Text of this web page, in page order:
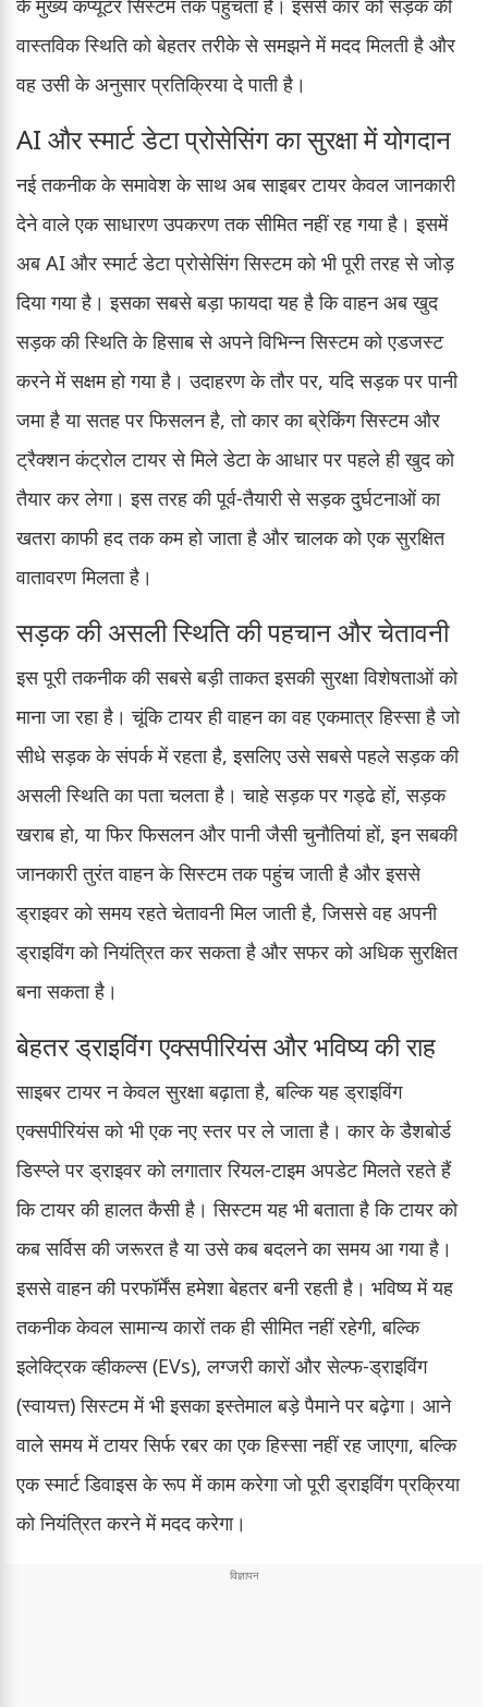
वास्तविक स्थिति को बेहतर तरीके से समझने में मदद मिलती है और
वह उसी के अनुसार प्रतिक्रिया दे पाती है।
AI और स्मार्ट डेटा प्रोसेसिंग का सुरक्षा में योगदान
नई तकनीक के समावेश के साथ अब साइबर टायर केवल जानकारी
देने वाले एक साधारण उपकरण तक सीमित नहीं रह गया है। इसमें
अब AI और स्मार्ट डेटा प्रोसेसिंग सिस्टम को भी पूरी तरह से जोड़
दिया गया है। इसका सबसे बड़ा फायदा यह है कि वाहन अब खुद
सड़क की स्थिति के हिसाब से अपने विभिन्न सिस्टम को एडजस्ट
करने में सक्षम हो गया है। उदाहरण के तौर पर, यदि सड़क पर पानी
जमा है या सतह पर फिसलन है, तो कार का ब्रेकिंग सिस्टम और
ट्रैक्शन कंट्रोल टायर से मिले डेटा के आधार पर पहले ही खुद को
तैयार कर लेगा। इस तरह की पूर्व-तैयारी से सड़क दुर्घटनाओं का
खतरा काफी हद तक कम हो जाता है और चालक को एक सुरक्षित
वातावरण मिलता है।
सड़क की असली स्थिति की पहचान और चेतावनी
इस पूरी तकनीक की सबसे बड़ी ताकत इसकी सुरक्षा विशेषताओं को
माना जा रहा है। चूंकि टायर ही वाहन का वह एकमात्र हिस्सा है जो
सीधे सड़क के संपर्क में रहता है, इसलिए उसे सबसे पहले सड़क की
असली स्थिति का पता चलता है। चाहे सड़क पर गड्ढे हों, सड़क
खराब हो, या फिर फिसलन और पानी जैसी चुनौतियां हों, इन सबकी
जानकारी तुरंत वाहन के सिस्टम तक पहुंच जाती है और इससे
ड्राइवर को समय रहते चेतावनी मिल जाती है, जिससे वह अपनी
ड्राइविंग को नियंत्रित कर सकता है और सफर को अधिक सुरक्षित
बना सकता है।
बेहतर ड्राइविंग एक्सपीरियंस और भविष्य की राह
साइबर टायर न केवल सुरक्षा बढ़ाता है, बल्कि यह ड्राइविंग
एक्सपीरियंस को भी एक नए स्तर पर ले जाता है। कार के डैशबोर्ड
डिस्प्ले पर ड्राइवर को लगातार रियल-टाइम अपडेट मिलते रहते हैं
कि टायर की हालत कैसी है। सिस्टम यह भी बताता है कि टायर को
कब सर्विस की जरूरत है या उसे कब बदलने का समय आ गया है।
इससे वाहन की परफॉर्मेंस हमेशा बेहतर बनी रहती है। भविष्य में यह
तकनीक केवल सामान्य कारों तक ही सीमित नहीं रहेगी, बल्कि
इलेक्ट्रिक व्हीकल्स (EVs), लग्जरी कारों और सेल्फ-ड्राइविंग
(स्वायत्त) सिस्टम में भी इसका इस्तेमाल बड़े पैमाने पर बढ़ेगा। आने
वाले समय में टायर सिर्फ रबर का एक हिस्सा नहीं रह जाएगा, बल्कि
एक स्मार्ट डिवाइस के रूप में काम करेगा जो पूरी ड्राइविंग प्रक्रिया
को नियंत्रित करने में मदद करेगा।